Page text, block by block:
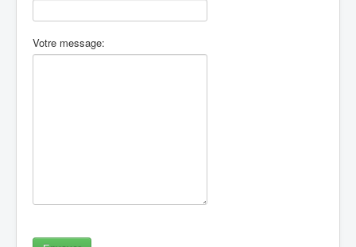
Votre message: